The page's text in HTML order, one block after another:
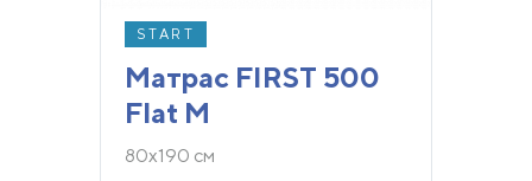
START
Матрас FIRST 500
Flat M
80х190 см